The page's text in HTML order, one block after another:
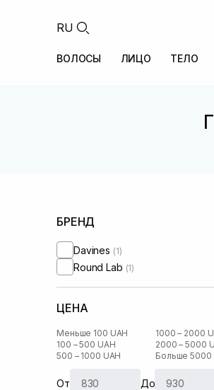
RU
ВОЛОСЫ ЛИЦО ТЕЛО
БРЕНД
Davines (1)
Round Lab (1)
ЦЕНА
Меньше 100 UAH
100 – 500 UAH
500 – 1000 UAH
1000 – 2000
2000 – 5000
Больше 5000
От До